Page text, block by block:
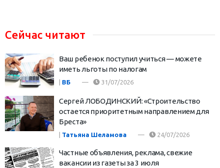
Сейчас читают
Ваш ребенок поступил учиться — можете
иметь льготы по налогам
| ВБ 31/07/2026
Сергей ЛОБОДИНСКИЙ: «Строительство
остается приоритетным направлением для
Бреста»
Татьяна Шеламова 24/07/2026
Частные объявления, реклама, свежие
вакансии из газеты за 3 июля